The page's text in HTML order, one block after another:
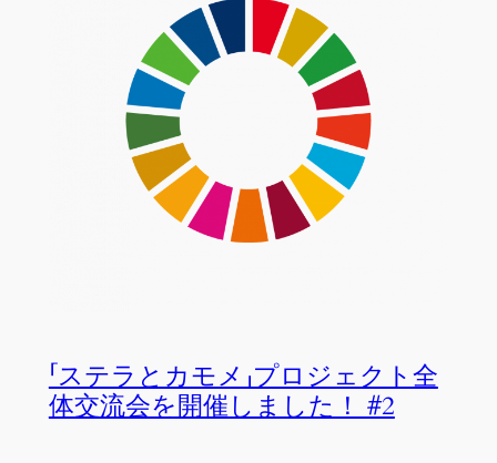
「ステラとカモメ」プロジェクト全
体交流会を開催しました！ #2